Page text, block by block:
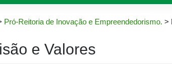
Pró-Reitoria de Inovação e Empreendedorismo. >
e Valores